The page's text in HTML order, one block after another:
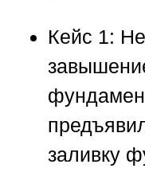
Кейс 1:
заливку